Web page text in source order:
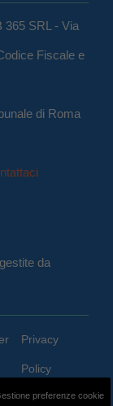
365 SRL - Via
Fiscale e
di Roma
da
Privacy
Policy
preferenze cookie